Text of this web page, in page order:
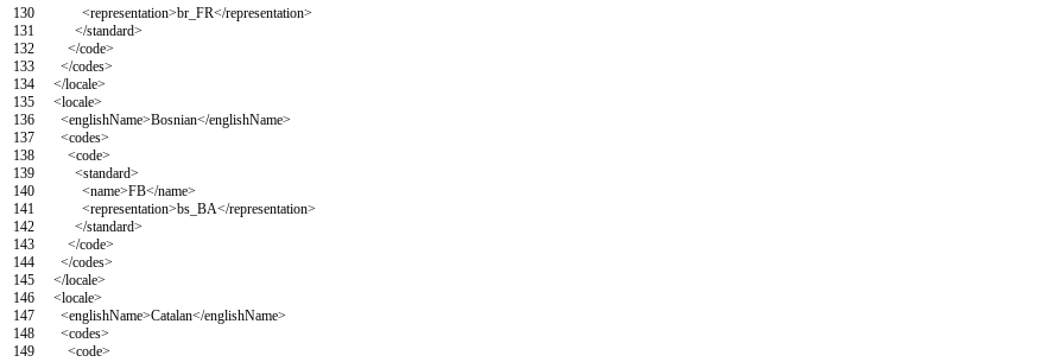
130
131
132
133
134
135
136
137
138
139
140
141
142
143
144
145
146
147
148
149
<representation>br_FR</representation>
</standard>
</code>
</codes>
</locale>
<locale>
<englishName>Bosnian</englishName>
<codes>
<code>
<standard>
<name>FB</name>
<representation>bs_BA</representation>
</standard>
</code>
</codes>
</locale>
<locale>
<englishName>Catalan</englishName>
<codes>
<code>